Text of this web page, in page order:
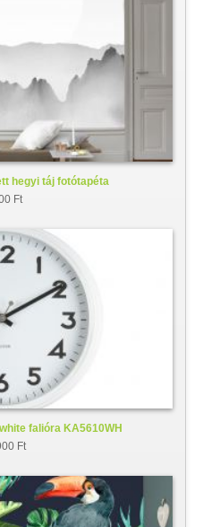
hegyi táj fotótapéta
Ft
falióra KA5610WH
Ft